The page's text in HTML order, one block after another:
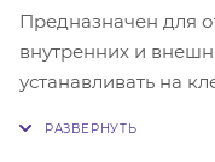
Предназначен для
внутренних и
устанавливать на